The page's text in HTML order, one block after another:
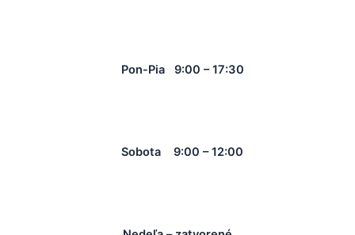
Pon-Pia 9:00 – 17:30
Sobota 9:00 – 12:00